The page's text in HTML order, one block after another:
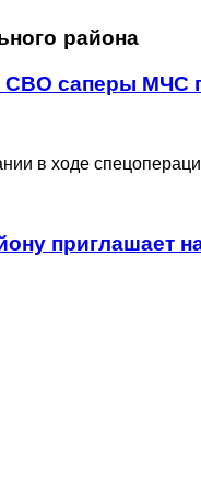
района
саперы МЧС
в ходе
приглашает